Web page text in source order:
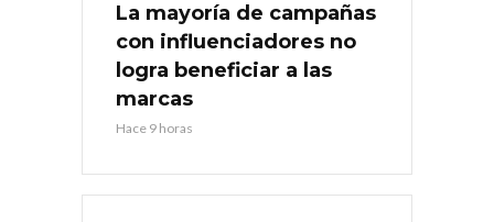
La mayoría de campañas
con influenciadores no
logra beneficiar a las
marcas
Hace 9 horas